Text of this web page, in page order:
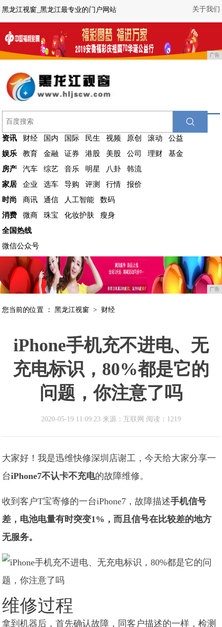
关于我们
黑龙江视窗_黑龙江最专业的门户网站
广告
资讯 财经 国内 国际 民生 视频 原创 滚动
公益
娱乐
教育 金融 证券 港股 美股 公司 理财
基金
房产
汽车 综艺 音乐 明星 八卦
韩流
家居
企业 选车 导购 评测 行情
报价
时尚
商讯 通信 人工智能
数码
消费
微商 珠宝 化妆护肤
瘦身
全国热线
微信公众号
广告
您当前的位置 ：黑龙江视窗 > 财经
iPhone手机充不进电、无
充电标识，80%都是它的
问题，你注意了吗
2020-05-19 11:09:23 来源：互联网 阅读：1219
大家好！我是迅维快修深圳店谢工，今天给大家分享一
台iPhone7不认卡不充电的故障维修。
收到客户T宝寄修的一台iPhone7，故障描述手机信号
差，电池电量有时突变1%，而且信号在比较差的地方
无服务。
维修过程
拿到机器后，首先确认故障，同客户描述的一样，检测